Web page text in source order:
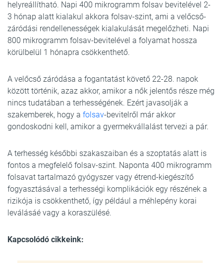
helyreállítható. Napi 400 mikrogramm folsav bevitelével 2-
3 hónap alatt kialakul akkora folsav-szint, ami a velőcső-
záródási rendellenességek kialakulását megelőzheti. Napi
800 mikrogramm folsav-bevitelével a folyamat hossza
körülbelül 1 hónapra csökkenthető.
A velőcső záródása a fogantatást követő 22-28. napok
között történik, azaz akkor, amikor a nők jelentős része még
nincs tudatában a terhességének. Ezért javasolják a
szakemberek, hogy a folsav-bevitelről már akkor
gondoskodni kell, amikor a gyermekvállalást tervezi a pár.
A terhesség későbbi szakaszaiban és a szoptatás alatt is
fontos a megfelelő folsav-szint. Naponta 400 mikrogramm
folsavat tartalmazó gyógyszer vagy étrend-kiegészítő
fogyasztásával a terhességi komplikációk egy részének a
rizikója is csökkenthető, így például a méhlepény korai
leválásáé vagy a koraszülésé.
Kapcsolódó cikkeink: